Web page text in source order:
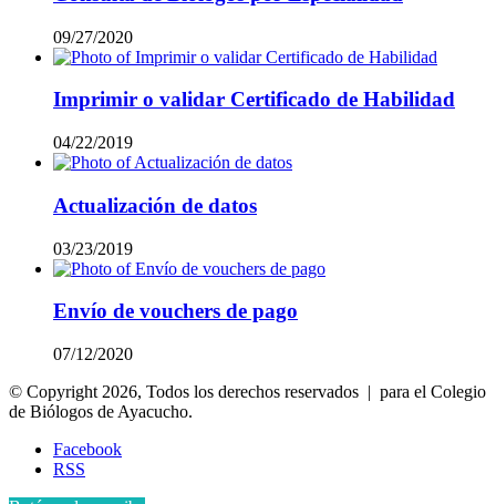
09/27/2020
Imprimir o validar Certificado de Habilidad
04/22/2019
Actualización de datos
03/23/2019
Envío de vouchers de pago
07/12/2020
© Copyright 2026, Todos los derechos reservados | para el Colegio
de Biólogos de Ayacucho.
Facebook
RSS